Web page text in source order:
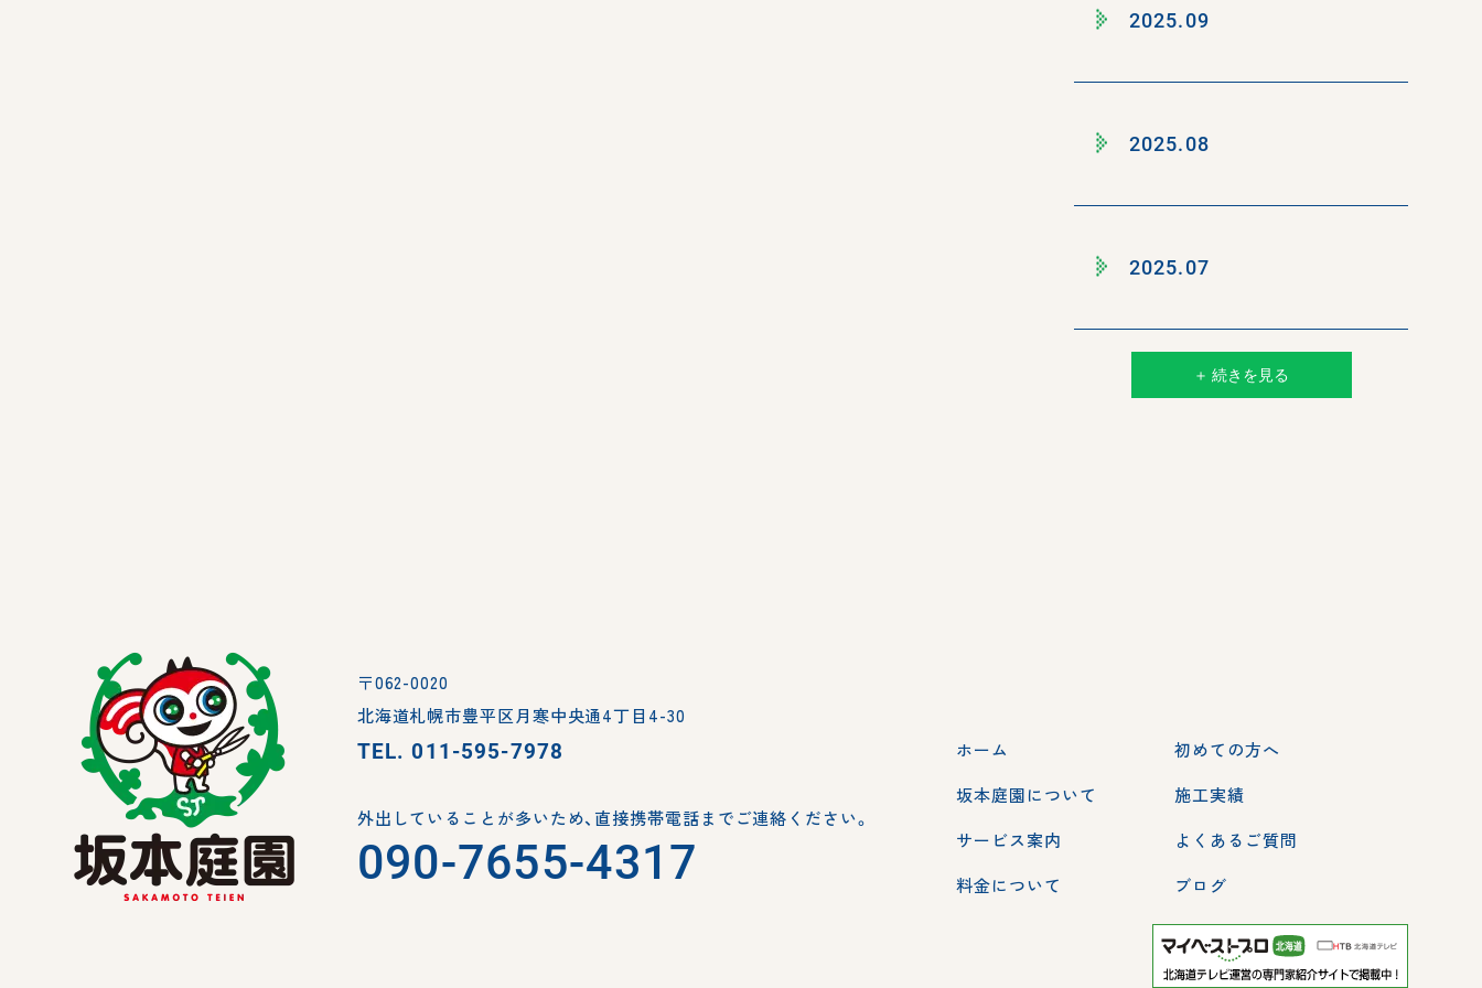
2025.09
2025.08
2025.07
＋ 続きを見る
〒062-0020
北海道札幌市豊平区月寒中央通4丁目4-30
TEL.011-595-7978
外出していることが多いため、 直接携帯電話までご連絡ください。
090-7655-4317
ホーム
坂本庭園について
サービス案内
料金について
初めての方へ
施工実績
よくあるご質問
ブログ